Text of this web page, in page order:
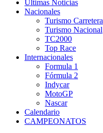
Últimas Noticias
Nacionales
Turismo Carretera
Turismo Nacional
TC2000
Top Race
Internacionales
Formula 1
Fórmula 2
Indycar
MotoGP
Nascar
Calendario
CAMPEONATOS